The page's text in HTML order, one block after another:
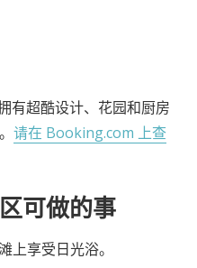
有超酷设计、花园和厨房
请在 Booking.com 上查
可做的事
上享受日光浴。